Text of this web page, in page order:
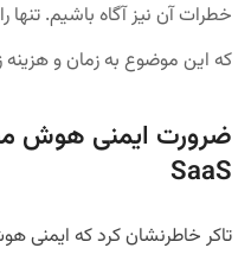
خطرات آن نیز آگاه باشیم.
که این موضوع به زمان و هزینه
ضرورت ایمنی هوش
SaaS
تاکر خاطرنشان کرد که